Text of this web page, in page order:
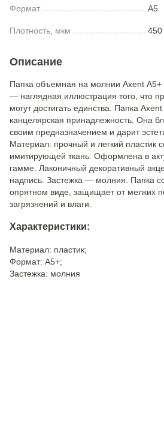
Формат A5
Плотность, мкм 450
Описание
Папка объемная на молнии Axent А5+
— наглядная иллюстрация того, что
могут достигать единства. Папка
канцелярская принадлежность. Она
своим предназначением и дарит
Материал: прочный и легкий пластик
имитирующей ткань. Оформлена в
гамме. Лаконичный декоративный
надпись. Застежка — молния. Папка
опрятном виде, защищает от мелких
загрязнений и влаги.
Характеристики:
Материал: пластик;
Формат: А5+;
Застежка: молния